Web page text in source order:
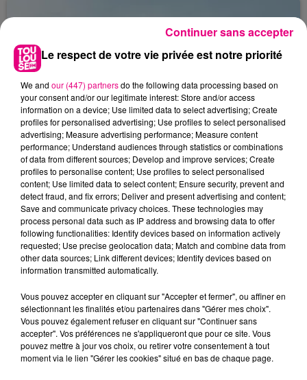
22 juillet 2026
Toulouse : circulation perturbée dans le
secteur François Verdier...
Le respect de votre vie privée est notre priorité
We and our (447) partnersdo the following data processing based on
your consent and/or our legitimate interest: Store and/or access
information on a device; Use limited data to select advertising; Create
profiles for personalised advertising; Use profiles to select personalised
advertising; Measure advertising performance; Measure content
performance; Understand audiences through statistics or combinations
of data from different sources; Develop and improve services; Create
profiles to personalise content; Use profiles to select personalised
content; Use limited data to select content; Ensure security, prevent and
detect fraud, and fix errors; Deliver and present advertising and content;
Save and communicate privacy choices. These technologies may
process personal data such as IP address and browsing data to offer
following functionalities: Identify devices based on information actively
requested; Use precise geolocation data; Match and combine data from
other data sources; Link different devices; Identify devices based on
information transmitted automatically.
Vous pouvez accepter en cliquant sur "Accepter et fermer", ou affiner en
sélectionnant les finalités et/ou partenaires dans "Gérer mes choix".
Vous pouvez également refuser en cliquant sur "Continuer sans
accepter". Vos préférences ne s'appliqueront que pour ce site. Vous
pouvez mettre à jour vos choix, ou retirer votre consentement à tout
moment via le lien "Gérer les cookies" situé en bas de chaque page.
Continuer sans accepter